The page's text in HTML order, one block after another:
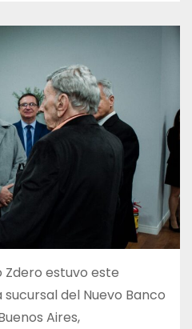
Zdero estuvo este
del Nuevo Banco
Aires,